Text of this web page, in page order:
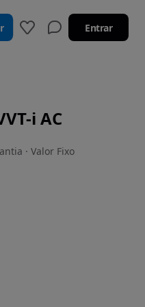
Entrar
i AC
· Valor Fixo